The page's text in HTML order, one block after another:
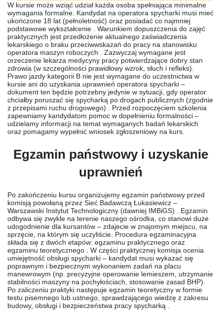
W kursie może wziąć udział każda osoba spełniająca minimalne
wymagania formalne. Kandydat na operatora spycharki musi mieć
ukończone 18 lat (pełnoletność) oraz posiadać co najmniej
podstawowe wykształcenie . Warunkiem dopuszczenia do zajęć
praktycznych jest przedłożenie aktualnego zaświadczenia
lekarskiego o braku przeciwwskazań do pracy na stanowisku
operatora maszyn roboczych . Zazwyczaj wymagane jest
orzeczenie lekarza medycyny pracy potwierdzające dobry stan
zdrowia (w szczególności prawidłowy wzrok, słuch i refleks).
Prawo jazdy kategorii B nie jest wymagane do uczestnictwa w
kursie ani do uzyskania uprawnień operatora spycharki –
dokument ten będzie potrzebny jedynie w sytuacji, gdy operator
chciałby poruszać się spycharką po drogach publicznych (zgodnie
z przepisami ruchu drogowego) . Przed rozpoczęciem szkolenia
zapewniamy kandydatom pomoc w dopełnieniu formalności –
udzielamy informacji na temat wymaganych badań lekarskich
oraz pomagamy wypełnić wniosek zgłoszeniowy na kurs.
Egzamin państwowy i uzyskanie
uprawnień
Po zakończeniu kursu organizujemy egzamin państwowy przed
komisją powołaną przez Sieć Badawczą Łukasiewicz –
Warszawski Instytut Technologiczny (dawniej IMBiGS) . Egzamin
odbywa się zwykle na terenie naszego ośrodka, co stanowi duże
udogodnienie dla kursantów – zdajecie w znajomym miejscu, na
sprzęcie, na którym się uczyliście. Procedura egzaminacyjna
składa się z dwóch etapów: egzaminu praktycznego oraz
egzaminu teoretycznego . W części praktycznej komisja ocenia
umiejętność obsługi spycharki – kandydat musi wykazać się
poprawnym i bezpiecznym wykonaniem zadań na placu
manewrowym (np. precyzyjne operowanie lemieszem, utrzymanie
stabilności maszyny na pochyłościach, stosowanie zasad BHP).
Po zaliczeniu praktyki następuje egzamin teoretyczny w formie
testu pisemnego lub ustnego, sprawdzającego wiedzę z zakresu
budowy, obsługi i bezpieczeństwa pracy spycharką .